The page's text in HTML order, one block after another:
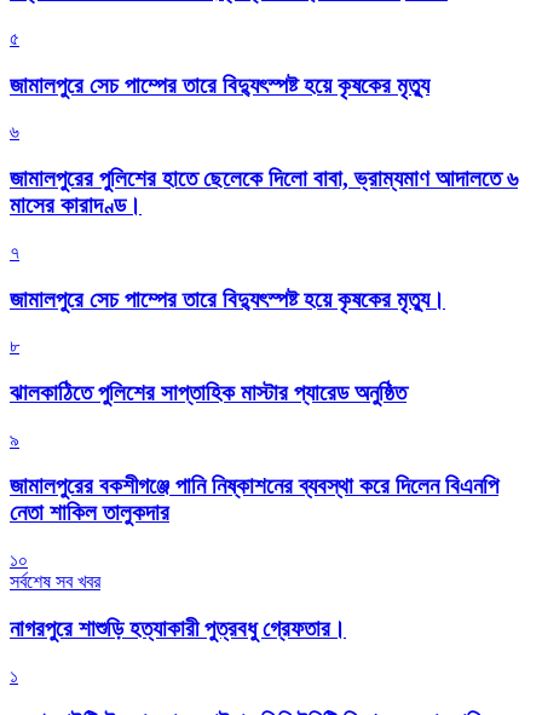
৫
জামালপুরে সেচ পাম্পের তারে বিদ্যুৎস্পষ্ট হয়ে কৃষকের মৃত্যু
৬
জামালপুরের পুলিশের হাতে ছেলেকে দিলো বাবা, ভ্রাম্যমাণ আদালতে ৬
মাসের কারাদণ্ড।
৭
জামালপুরে সেচ পাম্পের তারে বিদ্যুৎস্পষ্ট হয়ে কৃষকের মৃত্যু।
৮
‎ঝালকাঠিতে পুলিশের সাপ্তাহিক মাস্টার প্যারেড অনুষ্ঠিত
৯
জামালপুরের বকশীগঞ্জে পানি নিষ্কাশনের ব্যবস্থা করে দিলেন বিএনপি
নেতা শাকিল তালুকদার
১০
সর্বশেষ সব খবর
নাগরপুরে শাশুড়ি হত্যাকারী পুত্রবধু গ্রেফতার।
১